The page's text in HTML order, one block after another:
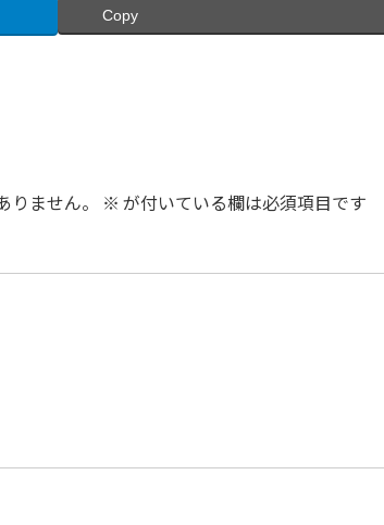
Copy
ません。 ※ が付いている欄は必須項目です